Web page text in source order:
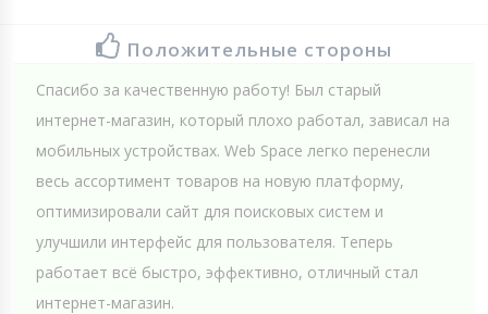
Положительные стороны
Спасибо за качественную работу! Был старый
интернет-магазин, который плохо работал, зависал на
мобильных устройствах. Web Spaсe легко перенесли
весь ассортимент товаров на новую платформу,
оптимизировали сайт для поисковых систем и
улучшили интерфейс для пользователя. Теперь
работает всё быстро, эффективно, отличный стал
интернет-магазин.